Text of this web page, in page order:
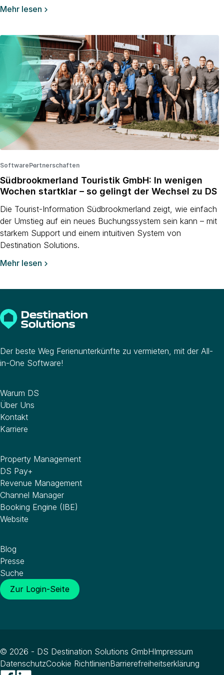
Mehr lesen 
Software ·
Partnerschaften
Südbrookmerland Touristik GmbH: In wenigen
Wochen startklar – so gelingt der Wechsel zu DS
Die Tourist-Information Südbrookmerland zeigt, wie einfach
der Umstieg auf ein neues Buchungssystem sein kann – mit
starkem Support und einem intuitiven System von
Destination Solutions.
Mehr lesen 
Der beste Weg Ferienunterkünfte zu vermieten, mit der All-
in-One Software!
Warum DS
Über Uns
Kontakt
Karriere
Property Management
DS Pay+
Revenue Management
Channel Manager
Booking Engine (IBE)
Website
Blog
Presse
Suche
Zur Login-Seite
© 2026 - DS Destination Solutions GmbHImpressum
DatenschutzCookie RichtlinienBarrierefreiheitserklärung